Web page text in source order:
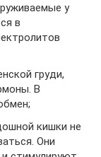
у
в
груди,
В
кишки не
Они